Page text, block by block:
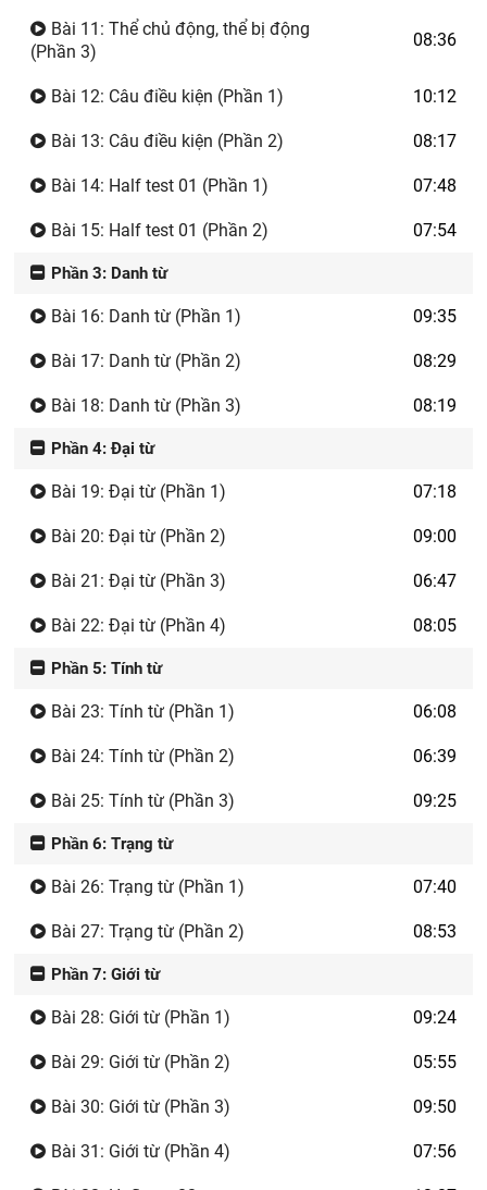
Bài 11: Thể chủ động, thể bị động
(Phần 3)
08:36
Bài 12: Câu điều kiện (Phần 1) 10:12
Bài 13: Câu điều kiện (Phần 2) 08:17
Bài 14: Half test 01 (Phần 1) 07:48
Bài 15: Half test 01 (Phần 2) 07:54
Phần 3: Danh từ
Bài 16: Danh từ (Phần 1) 09:35
Bài 17: Danh từ (Phần 2) 08:29
Bài 18: Danh từ (Phần 3) 08:19
Phần 4: Đại từ
Bài 19: Đại từ (Phần 1) 07:18
Bài 20: Đại từ (Phần 2) 09:00
Bài 21: Đại từ (Phần 3) 06:47
Bài 22: Đại từ (Phần 4) 08:05
Phần 5: Tính từ
Bài 23: Tính từ (Phần 1) 06:08
Bài 24: Tính từ (Phần 2) 06:39
Bài 25: Tính từ (Phần 3) 09:25
Phần 6: Trạng từ
Bài 26: Trạng từ (Phần 1) 07:40
Bài 27: Trạng từ (Phần 2) 08:53
Phần 7: Giới từ
Bài 28: Giới từ (Phần 1) 09:24
Bài 29: Giới từ (Phần 2) 05:55
Bài 30: Giới từ (Phần 3) 09:50
Bài 31: Giới từ (Phần 4) 07:56